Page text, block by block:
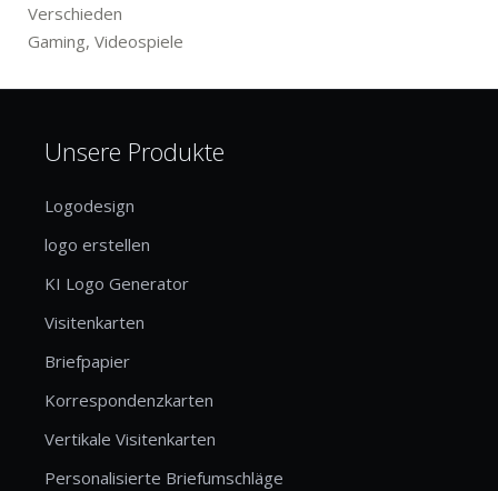
Verschieden
Gaming, Videospiele
Unsere Produkte
Logodesign
logo erstellen
KI Logo Generator
Visitenkarten
Briefpapier
Korrespondenzkarten
Vertikale Visitenkarten
Personalisierte Briefumschläge